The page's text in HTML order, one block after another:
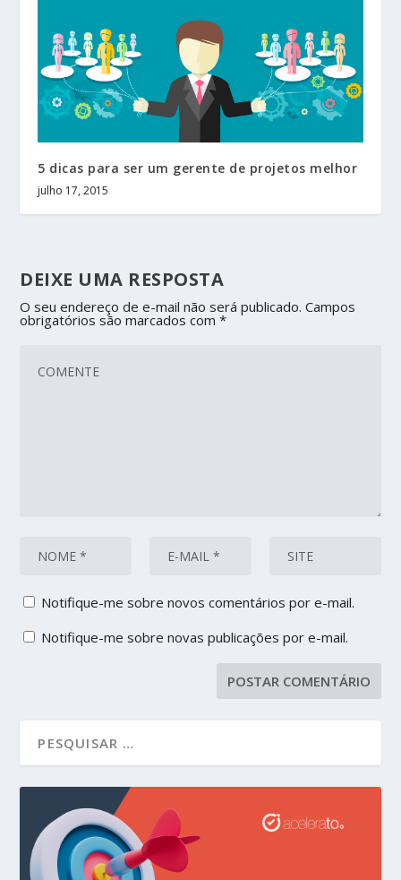
5 dicas para ser um gerente de projetos melhor
julho 17, 2015
DEIXE UMA RESPOSTA
O seu endereço de e-mail não será publicado. Campos
obrigatórios são marcados com*
Notifique-me sobre novos comentários por e-mail.
Notifique-me sobre novas publicações por e-mail.